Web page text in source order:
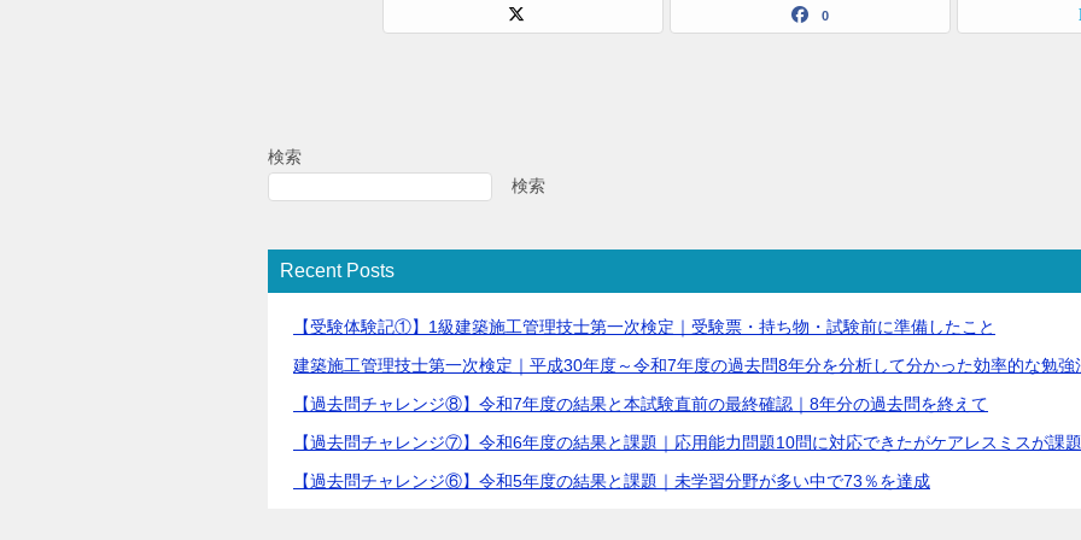
0
検索
検索
Recent Posts
【受験体験記①】1級建築施工管理技士第一次検定｜受験票・持ち物・試験前に準備したこと
建築施工管理技士第一次検定｜平成30年度～令和7年度の過去問8年分を分析して分かった効率的な勉強
【過去問チャレンジ⑧】令和7年度の結果と本試験直前の最終確認｜8年分の過去問を終えて
【過去問チャレンジ⑦】令和6年度の結果と課題｜応用能力問題10問に対応できたがケアレスミスが課題
【過去問チャレンジ⑥】令和5年度の結果と課題｜未学習分野が多い中で73％を達成